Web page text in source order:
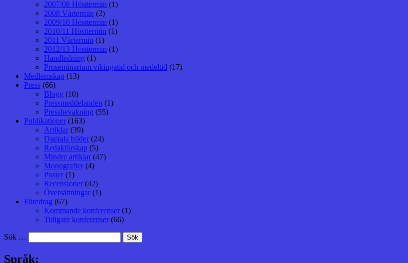
2007/08 Hösttermin (1)
2008 Vårtermin (2)
2009/10 Hösttermin (1)
2010/11 Hösttermin (1)
2011 Vårtermin (1)
2012/13 Hösttermin (1)
Handledning (1)
Proseminarium vikingatid och medeltid (17)
Medlemskap (13)
Press (66)
Blogg (10)
Pressmeddelanden (1)
Pressbevakning (55)
Publikationer (163)
Artiklar (39)
Digitala bilder (24)
Redaktörskap (5)
Mindre artiklar (47)
Monografier (4)
Poster (1)
Recensioner (42)
Översättningar (1)
Föredrag (67)
Kommande konferenser (1)
Tidigare konferenser (66)
Sök …
Språk: